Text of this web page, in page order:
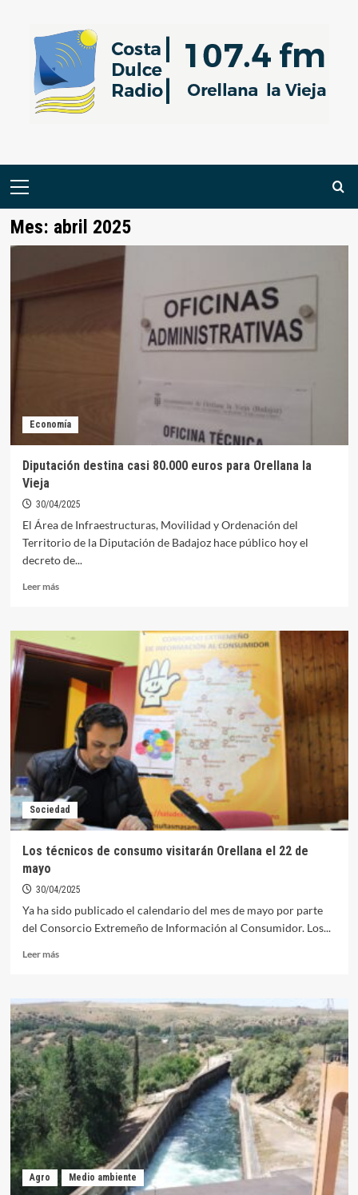
contenido
Menú
Mes: abril 2025
Economía
Diputación destina casi 80.000 euros para Orellana la
Vieja
30/04/2025
El Área de Infraestructuras, Movilidad y Ordenación del
Territorio de la Diputación de Badajoz hace público hoy el
decreto de...
Leer másLeer
Diputación
destina
casi
80.000
euros
para
Orellana
la
Vieja
Sociedad
Los técnicos de consumo visitarán Orellana el 22 de
mayo
30/04/2025
Ya ha sido publicado el calendario del mes de mayo por parte
del Consorcio Extremeño de Información al Consumidor. Los...
Leer másLeer
técnicos
de
consumo
visitarán
Orellana
el
22
de
mayo
Agro Medio ambiente